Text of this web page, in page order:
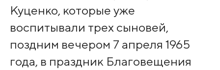
Куценко, которые уже
воспитывали трех сыновей,
поздним вечером 7 апреля 1965
года, в праздник Благовещения